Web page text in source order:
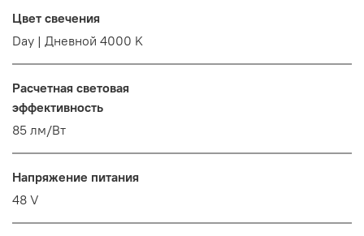
Цвет свечения
Day | Дневной 4000 K
Расчетная световая
эффективность
85 лм/Вт
Напряжение питания
48 V